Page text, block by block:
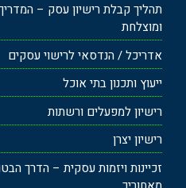
תהליך קבלת רישיון עסק –
ומוצלחת
אדריכל / הנדסאי לרישוי עסקים
ייעוץ ותכנון בתי אוכל
רישיון למפעלים ורשתות
רישיון יצרן
זכיינות ויזמות עסקית – הדרך